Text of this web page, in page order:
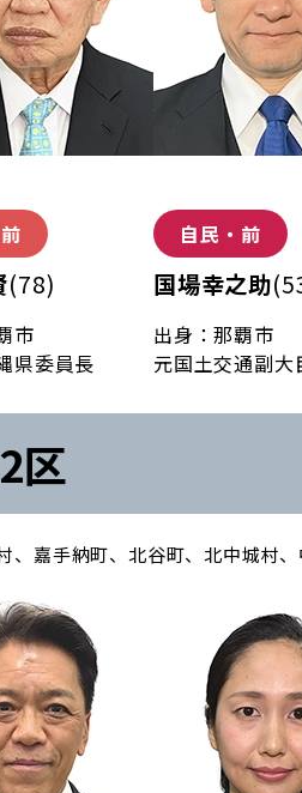
(78)
市
県委員長
自民・前
国場幸之助
出身：那覇市
元国土交通副大
2区
、嘉手納町、北谷町、北中城村、